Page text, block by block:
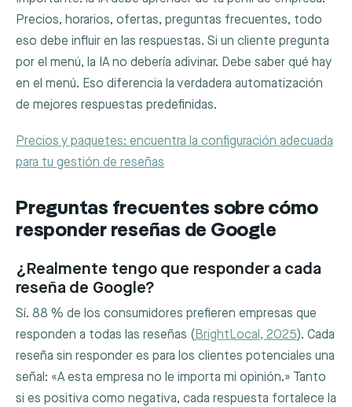
Precios, horarios, ofertas, preguntas frecuentes, todo
eso debe influir en las respuestas. Si un cliente pregunta
por el menú, la IA no debería adivinar. Debe saber qué hay
en el menú. Eso diferencia la verdadera automatización
de mejores respuestas predefinidas.
Precios y paquetes: encuentra la configuración adecuada
para tu gestión de reseñas
Preguntas frecuentes sobre cómo
responder reseñas de Google
¿Realmente tengo que responder a cada
reseña de Google?
Sí. 88 % de los consumidores prefieren empresas que
responden a todas las reseñas (BrightLocal, 2025). Cada
reseña sin responder es para los clientes potenciales una
señal: «A esta empresa no le importa mi opinión.» Tanto
si es positiva como negativa, cada respuesta fortalece la